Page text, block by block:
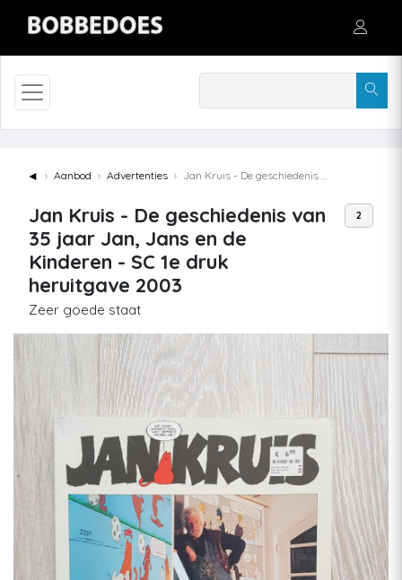
◄ Aanbod Advertenties Jan Kruis - De geschiedenis van 35 jaar Jan, Jans en de Kinderen - SC 1e druk heruitgave 2003
Jan Kruis - De geschiedenis van
35 jaar Jan, Jans en de
Kinderen - SC 1e druk
heruitgave 2003
Zeer goede staat
2